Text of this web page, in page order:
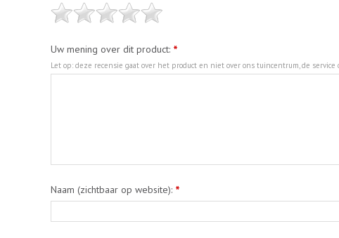
Uw mening over dit product: *
Let op: deze recensie gaat over het product en niet over ons tuincentrum, de
Naam (zichtbaar op website): *